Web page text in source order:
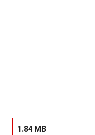
1.84 MB